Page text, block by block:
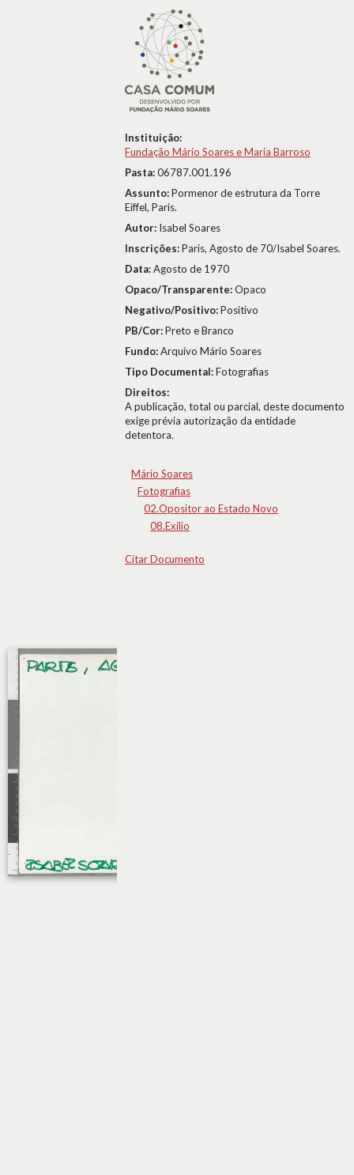
Instituição:
Fundação Mário Soares e Maria Barroso
Pasta:06787.001.196
Assunto:Pormenor de estrutura da Torre
Eiffel, Paris.
Autor: Isabel Soares
Inscrições:Paris, Agosto de 70/Isabel Soares.
Data:Agosto de 1970
Opaco/Transparente:Opaco
Negativo/Positivo:Positivo
PB/Cor:Preto e Branco
Fundo:Arquivo Mário Soares
Tipo Documental:Fotografias
Direitos:
A publicação, total ou parcial, deste documento
exige prévia autorização da entidade
detentora.
Mário Soares
Fotografias
02.Opositor ao Estado Novo
08.Exílio
Citar Documento